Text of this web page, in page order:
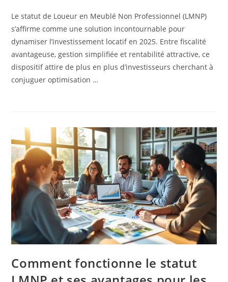
Le statut de Loueur en Meublé Non Professionnel (LMNP)
s’affirme comme une solution incontournable pour
dynamiser l’investissement locatif en 2025. Entre fiscalité
avantageuse, gestion simplifiée et rentabilité attractive, ce
dispositif attire de plus en plus d’investisseurs cherchant à
conjuguer optimisation …
Comment fonctionne le statut